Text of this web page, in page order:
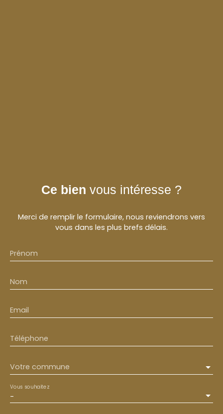
Ce bien vous intéresse ?
Merci de remplir le formulaire, nous reviendrons vers
vous dans les plus brefs délais.
Prénom
Nom
Email
Téléphone
Votre commune
-
Vous souhaitez